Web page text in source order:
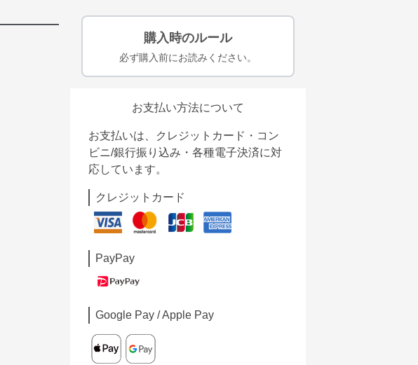
購入時のルール
必ず購入前にお読みください。
お支払い方法について
お支払いは、クレジットカード・コン
ビニ/銀行振り込み・各種電子決済に対
応しています。
クレジットカード
PayPay
Google Pay / Apple Pay